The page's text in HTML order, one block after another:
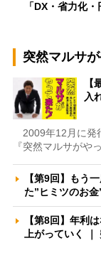
「DX・省力化
突然マルサ
入
2009年12月に発
『突然マルサがや
【第9回】もう
た”ヒミツのお
【第8回】年利
上がっていく